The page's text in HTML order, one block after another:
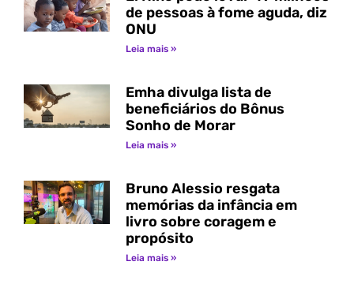
de pessoas à fome aguda, diz
ONU
Leia mais »
Emha divulga lista de
beneficiários do Bônus
Sonho de Morar
Leia mais »
Bruno Alessio resgata
memórias da infância em
livro sobre coragem e
propósito
Leia mais »